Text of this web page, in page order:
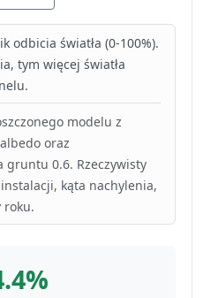
odbicia światła (0-100%).
tym więcej światła
modelu z
oraz
gruntu 0.6. Rzeczywisty
kąta nachylenia,
roku.